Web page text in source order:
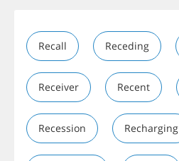
Recall Receding
Receiver Recent
Recession Recharging